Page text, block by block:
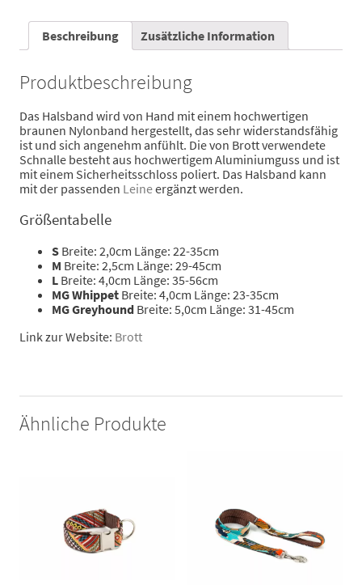
Beschreibung Zusätzliche Information
Produktbeschreibung
Das Halsband wird von Hand mit einem hochwertigen
braunen Nylonband hergestellt, das sehr widerstandsfähig
ist und sich angenehm anfühlt. Die von Brott verwendete
Schnalle besteht aus hochwertigem Aluminiumguss und ist
mit einem Sicherheitsschloss poliert. Das Halsband kann
mit der passenden Leineergänzt werden.
Größentabelle
S Breite: 2,0cm Länge: 22-35cm
M Breite: 2,5cm Länge: 29-45cm
L Breite: 4,0cm Länge: 35-56cm
MG Whippet Breite: 4,0cm Länge: 23-35cm
MG Greyhound Breite: 5,0cm Länge: 31-45cm
Link zur Website: Brott
Ähnliche Produkte